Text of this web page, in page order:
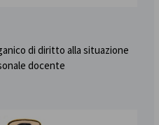
di diritto alla situazione
docente